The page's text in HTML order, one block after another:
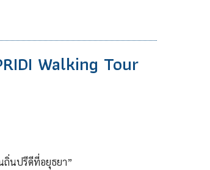
Walking Tour
ถิ่นปรีดีที่อยุธยา”